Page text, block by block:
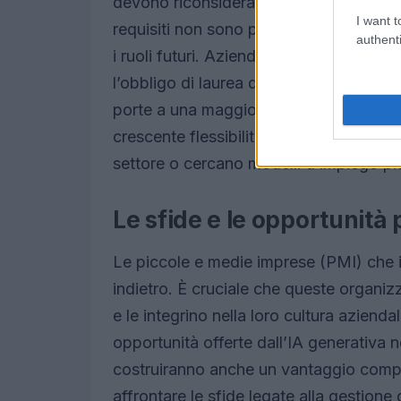
I want
requisiti non sono più necessari e
i ruoli futuri. Aziende di fama
l’obbligo di laurea da molte posizioni,
porte a una maggiore diversità.
crescente flessibilità nel mercato del
settore o cercano modelli d’impiego
Le sfide e le opportunità
Le piccole e medie imprese (PMI)
indietro. È cruciale che queste
e le integrino nella loro cultura
opportunità offerte dall’IA generativa
costruiranno anche un vantaggio
affrontare le sfide legate alla gestione